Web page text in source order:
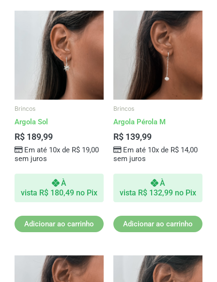
Brincos
Argola Sol
R$ 189,99
Em até 10x de R$19,00
sem juros
À
vista R$ 180,49 no Pix
Adicionar ao carrinho
Brincos
Argola Pérola M
R$ 139,99
Em até 10x de R$14,00
sem juros
À
vista R$ 132,99 no Pix
Adicionar ao carrinho